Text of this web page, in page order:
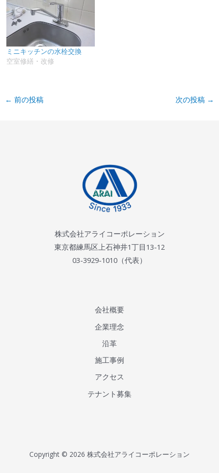
ミニキッチンの水栓交換
空室修繕・改修
← 前の投稿 次の投稿 →
株式会社アライコーポレーション
東京都練馬区上石神井1丁目13-12
03-3929-1010（代表）
会社概要
企業理念
沿革
施工事例
アクセス
テナント募集
Copyright © 2026 株式会社アライコーポレーション